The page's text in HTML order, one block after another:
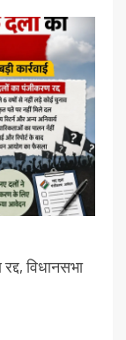
विधानसभा